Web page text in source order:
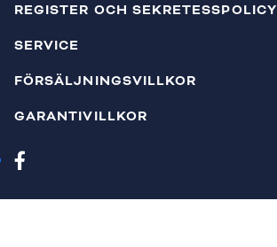
REGISTER OCH SEKRETESSPOLICY
SERVICE
FÖRSÄLJNINGSVILLKOR
GARANTIVILLKOR